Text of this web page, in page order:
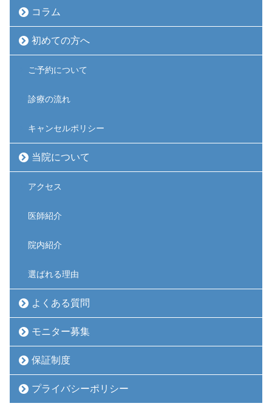
コラム
初めての方へ
ご予約について
診療の流れ
キャンセルポリシー
当院について
アクセス
医師紹介
院内紹介
選ばれる理由
よくある質問
モニター募集
保証制度
プライバシーポリシー